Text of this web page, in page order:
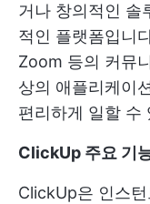
거나 창의적인 솔
적인 플랫폼입니
Zoom 등의 커뮤
상의 애플리케이
편리하게 일할 수
ClickUp 주요 기
ClickUp은 인스